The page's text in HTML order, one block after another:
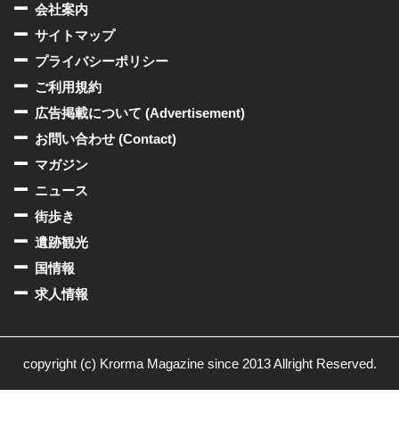
会社案内
サイトマップ
プライバシーポリシー
ご利用規約
広告掲載について (Advertisement)
お問い合わせ (Contact)
マガジン
ニュース
街歩き
遺跡観光
国情報
求人情報
copyright (c) Krorma Magazine since 2013 Allright Reserved.